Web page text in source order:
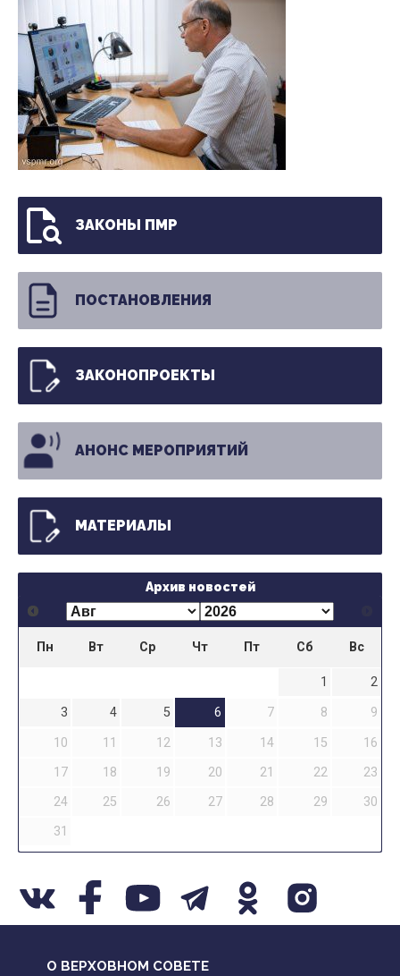
ЗАКОНЫ ПМР
ПОСТАНОВЛЕНИЯ
ЗАКОНОПРОЕКТЫ
АНОНС МЕРОПРИЯТИЙ
МАТЕРИАЛЫ
Архив новостей
Пн Вт Ср Чт Пт Сб Вс
1
2
3
4 5 6 7 8
9
10
11 12 13 14 15
16
17
18 19 20 21 22
23
24
25 26 27 28 29
30
31
О ВЕРХОВНОМ СОВЕТЕ